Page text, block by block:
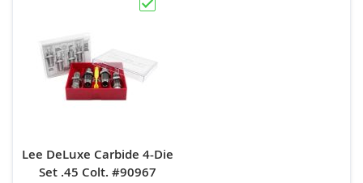
Lee DeLuxe Carbide 4-Die
Set .45 Colt. #90967